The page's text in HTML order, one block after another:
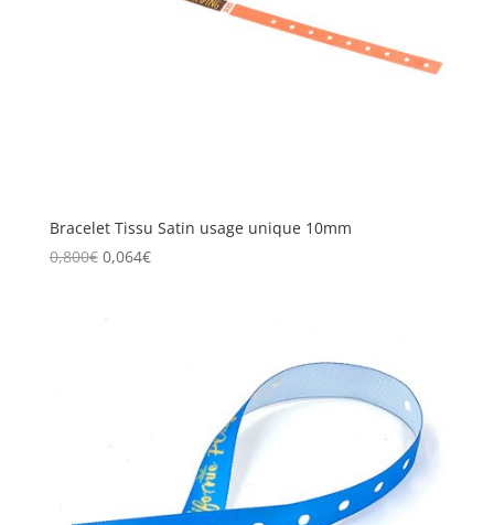
Bracelet Tissu Satin usage unique 10mm
0,800€ 0,064€